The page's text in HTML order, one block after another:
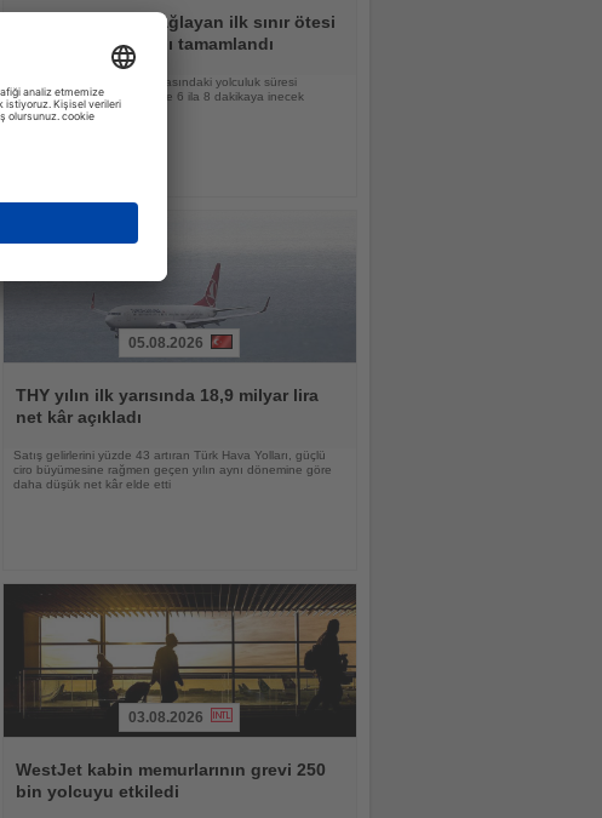
OkuÇin ile Rusya'yı bağlayan ilk sınır ötesi
teleferikte ana yapı tamamlandı
Heihe ile Blagoveşçensk arasındaki yolculuk süresi
teleferiğin hizmete girmesiyle 6 ila 8 dakikaya inecek
Oku
05.08.2026
THY yılın ilk yarısında 18,9 milyar lira
net kâr açıkladı
Satış gelirlerini yüzde 43 artıran Türk Hava Yolları, güçlü
ciro büyümesine rağmen geçen yılın aynı dönemine göre
daha düşük net kâr elde etti
Oku
03.08.2026
WestJet kabin memurlarının grevi 250
bin yolcuyu etkiledi